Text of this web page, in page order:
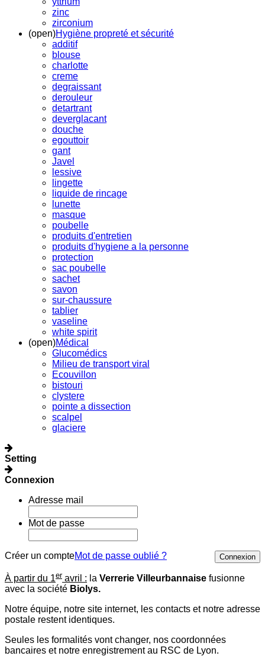
zinc
zirconium
(open)Hygiène propreté et sécurité
additif
blouse
charlotte
creme
degraissant
derouleur
detartrant
deverglacant
douche
egouttoir
gant
Javel
lessive
lingette
liquide de rincage
lunette
masque
poubelle
produits d'entretien
produits d'hygiene a la personne
protection
sac poubelle
sachet
savon
sur-chaussure
tablier
vaseline
white spirit
(open)Médical
Glucomédics
Milieu de transport viral
Ecouvillon
bistouri
clystere
pointe a dissection
scalpel
glaciere
Setting
Connexion
Adresse mail
Mot de passe
Créer un compte Connexion
Mot de passe oublié ?
À partir du 1er avril : la Verrerie Villeurbannaise fusionne
avec la société Biolys.
Notre équipe, notre site internet, les contacts et notre adresse
postale restent identiques.
Seules les formalités vont changer, nos coordonnées
bancaires et notre enregistrement au RSC de Lyon.